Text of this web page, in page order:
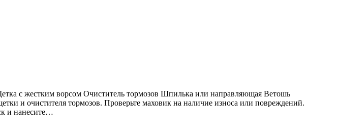
с жестким ворсом Очиститель тормозов Шпилька или направляющая Ветошь
и очистителя тормозов. Проверьте маховик на наличие износа или повреждений.
и нанесите…